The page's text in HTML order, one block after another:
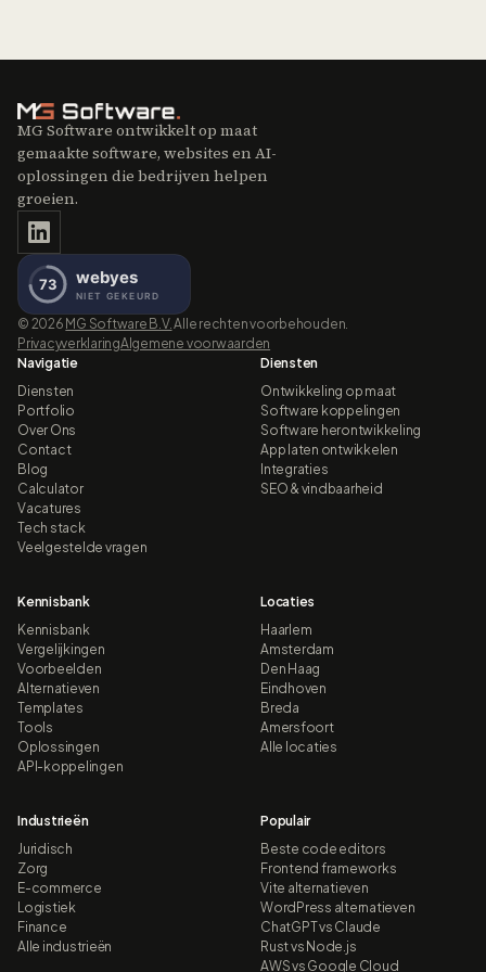
MG Software ontwikkelt op maat
gemaakte software, websites en AI-
oplossingen die bedrijven helpen
groeien.
© 2026 MG Software B.V. Alle rechten voorbehouden.
PrivacyverklaringAlgemene voorwaarden
Navigatie
Diensten
Portfolio
Over Ons
Contact
Blog
Calculator
Vacatures
Tech stack
Veelgestelde vragen
Diensten
Ontwikkeling op maat
Software koppelingen
Software herontwikkeling
App laten ontwikkelen
Integraties
SEO & vindbaarheid
Kennisbank
Kennisbank
Vergelijkingen
Voorbeelden
Alternatieven
Templates
Tools
Oplossingen
API-koppelingen
Locaties
Haarlem
Amsterdam
Den Haag
Eindhoven
Breda
Amersfoort
Alle locaties
Industrieën
Juridisch
Zorg
E-commerce
Logistiek
Finance
Alle industrieën
Populair
Beste code editors
Frontend frameworks
Vite alternatieven
WordPress alternatieven
ChatGPT vs Claude
Rust vs Node.js
AWS vs Google Cloud